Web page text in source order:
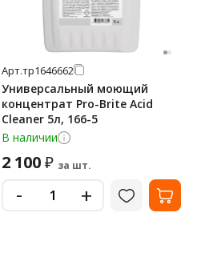
Арт.тр1646662
Универсальный моющий
концентрат Pro-Brite Acid
Сleaner 5л, 166-5
В наличии
2 100₽ за шт.
- +